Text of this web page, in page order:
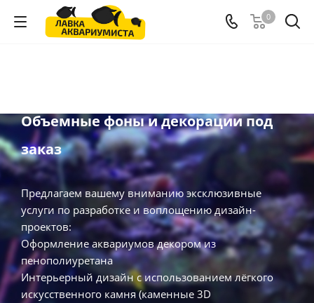
0
Объемные фоны и декорации под
заказ
Предлагаем вашему вниманию эксклюзивные
услуги по разработке и воплощению дизайн-
проектов:
Оформление аквариумов декором из
пенополиуретана
Интерьерный дизайн с использованием лёгкого
искусственного камня (каменные 3D